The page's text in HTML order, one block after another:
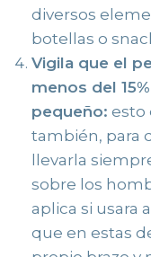
diversos
botellas o
Vigila que el
menos del
pequeño: esto
también, para
llevarla
sobre los
aplica si usara
que en estas